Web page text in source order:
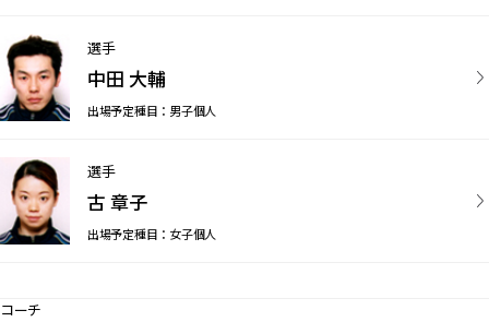
選手
中田 大輔
出場予定種目：男子個人
選手
古 章子
出場予定種目：女子個人
コーチ